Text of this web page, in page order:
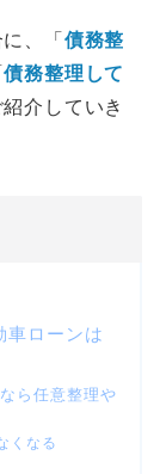
、「 債務整
債務整理して
紹介していき
車ローンは
ら任意整理や
くなる